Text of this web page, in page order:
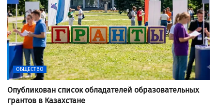
ОБЩЕСТВО
Опубликован список обладателей образовательных
грантов в Казахстане